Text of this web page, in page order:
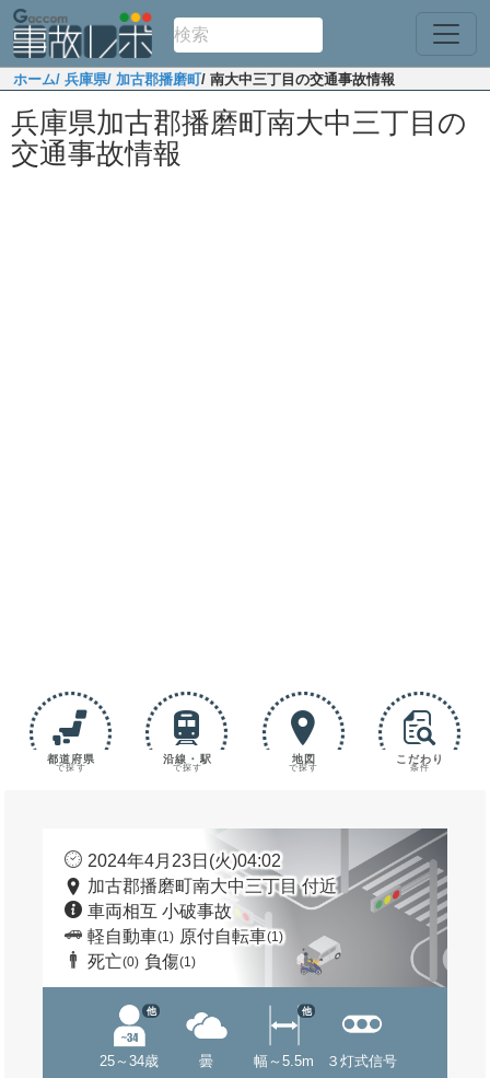
ホーム/ 兵庫県/ 加古郡播磨町/ 南大中三丁目の交通事故情報
兵庫県加古郡播磨町南大中三丁目の
交通事故情報
都道府県
で探す
沿線・駅
で探す
地図
で探す
こだわり
条件
2024年4月23日(火)04:02
加古郡播磨町南大中三丁目 付近
車両相互 小破事故
軽自動車(1) 原付自転車(1)
死亡(0) 負傷(1)
25～34歳
他
曇 幅～5.5m
他
３灯式信号